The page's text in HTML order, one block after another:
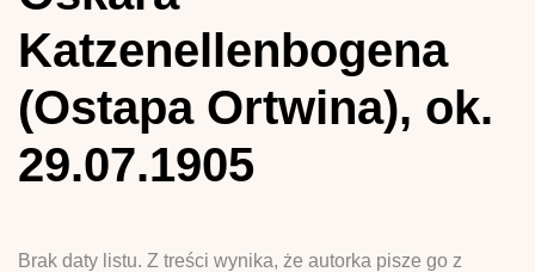
Katzenellenbogena
(Ostapa Ortwina), ok.
29.07.1905
Brak daty listu. Z treści wynika, że autorka pisze go z